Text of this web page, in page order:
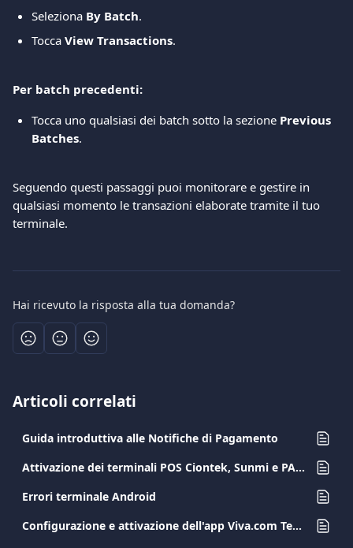
Seleziona By Batch.
Tocca View Transactions.
Per batch precedenti:
Tocca uno qualsiasi dei batch sotto la sezione Previous
Batches.
Seguendo questi passaggi puoi monitorare e gestire in
qualsiasi momento le transazioni elaborate tramite il tuo
terminale.
Hai ricevuto la risposta alla tua domanda?
Articoli correlati
Guida introduttiva alle Notifiche di Pagamento
Attivazione dei terminali POS Ciontek, Sunmi e PAX A8900
Errori terminale Android
Configurazione e attivazione dell'app Viva.com Terminal